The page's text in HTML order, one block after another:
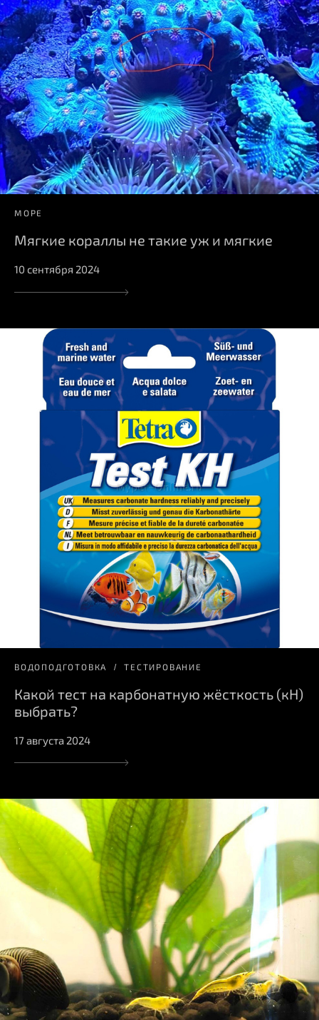
МОРЕ
Мягкие кораллы не такие уж и мягкие
10 сентября 2024
ВОДОПОДГОТОВКА ТЕСТИРОВАНИЕ
Какой тест на карбонатную жёсткость (кН)
выбрать?
17 августа 2024